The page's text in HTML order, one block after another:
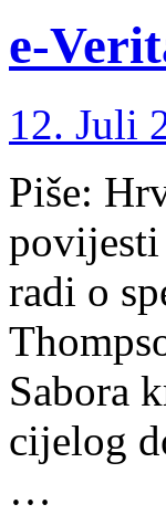
e-
12. Juli
Piše:
povijesti
radi o
Sabora
cijelog
…